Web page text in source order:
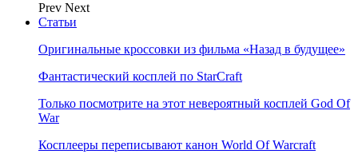
Prev Next
Статьи
Оригинальные кроссовки из фильма «Назад в будущее»
Фантастический косплей по StarCraft
Только посмотрите на этот невероятный косплей God Of
War
Косплееры переписывают канон World Of Warcraft